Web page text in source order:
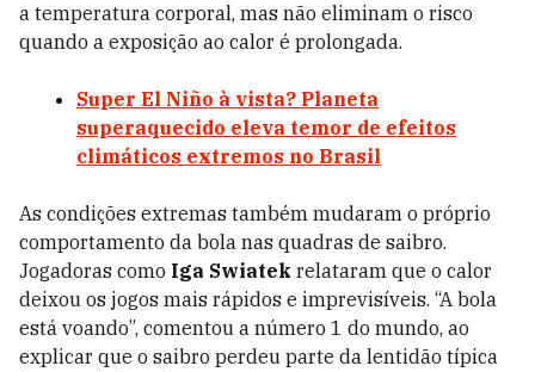
a temperatura corporal, mas não eliminam o risco
quando a exposição ao calor é prolongada.
Super El Niño à vista? Planeta
superaquecido eleva temor de efeitos
climáticos extremos no Brasil
As condições extremas também mudaram o próprio
comportamento da bola nas quadras de saibro.
Jogadoras como Iga Swiatek relataram que o calor
deixou os jogos mais rápidos e imprevisíveis. “A bola
está voando”, comentou a número 1 do mundo, ao
explicar que o saibro perdeu parte da lentidão típica